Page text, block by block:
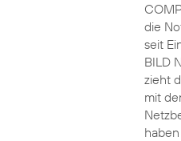
die
seit
BILD
zieht
mit